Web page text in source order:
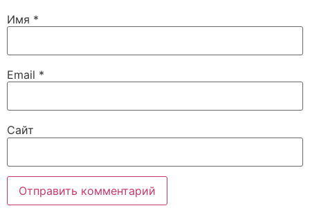
Имя *
Email *
Сайт